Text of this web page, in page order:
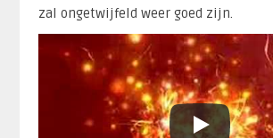
zal ongetwijfeld weer goed zijn.